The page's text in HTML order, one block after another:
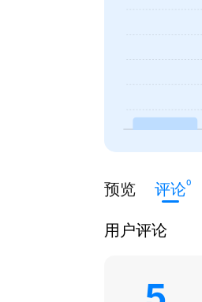
预览 评论0
用户评论